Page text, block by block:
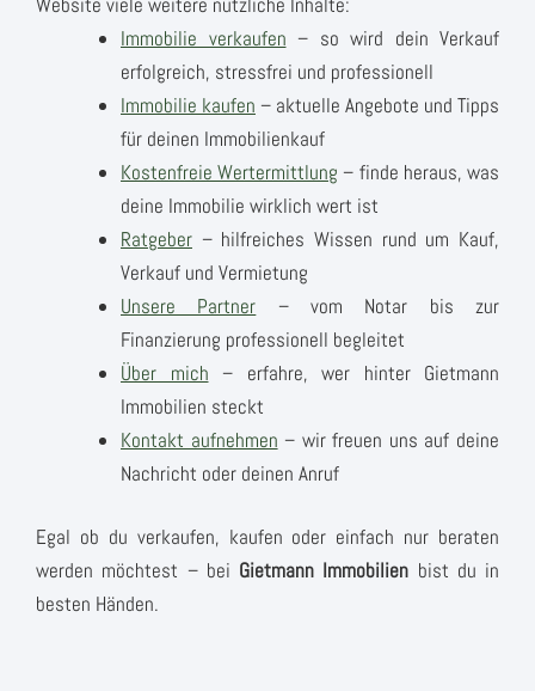
Immobilie verkaufen – so wird dein Verkauf
erfolgreich, stressfrei und professionell
Immobilie kaufen – aktuelle Angebote und Tipps
für deinen Immobilienkauf
Kostenfreie Wertermittlung – finde heraus, was
deine Immobilie wirklich wert ist
Ratgeber – hilfreiches Wissen rund um Kauf,
Verkauf und Vermietung
Unsere Partner – vom Notar bis zur
Finanzierung professionell begleitet
Über mich – erfahre, wer hinter Gietmann
Immobilien steckt
Kontakt aufnehmen – wir freuen uns auf deine
Nachricht oder deinen Anruf
Egal ob du verkaufen, kaufen oder einfach nur beraten
werden möchtest – bei Gietmann Immobilien bist du in
besten Händen.